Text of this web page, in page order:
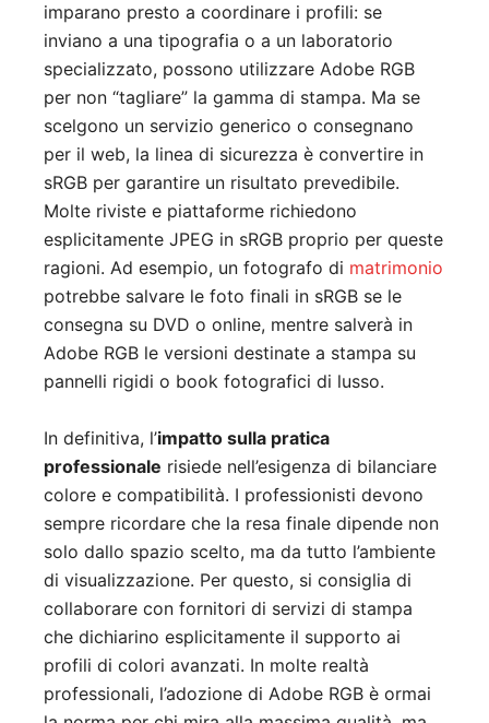
imparano presto a coordinare i profili: se
inviano a una tipografia o a un laboratorio
specializzato, possono utilizzare Adobe RGB
per non “tagliare” la gamma di stampa. Ma se
scelgono un servizio generico o consegnano
per il web, la linea di sicurezza è convertire in
sRGB per garantire un risultato prevedibile.
Molte riviste e piattaforme richiedono
esplicitamente JPEG in sRGB proprio per queste
ragioni. Ad esempio, un fotografo di matrimonio
potrebbe salvare le foto finali in sRGB se le
consegna su DVD o online, mentre salverà in
Adobe RGB le versioni destinate a stampa su
pannelli rigidi o book fotografici di lusso.
In definitiva, l’impatto sulla pratica
professionale risiede nell’esigenza di bilanciare
colore e compatibilità. I professionisti devono
sempre ricordare che la resa finale dipende non
solo dallo spazio scelto, ma da tutto l’ambiente
di visualizzazione. Per questo, si consiglia di
collaborare con fornitori di servizi di stampa
che dichiarino esplicitamente il supporto ai
profili di colori avanzati. In molte realtà
professionali, l’adozione di Adobe RGB è ormai